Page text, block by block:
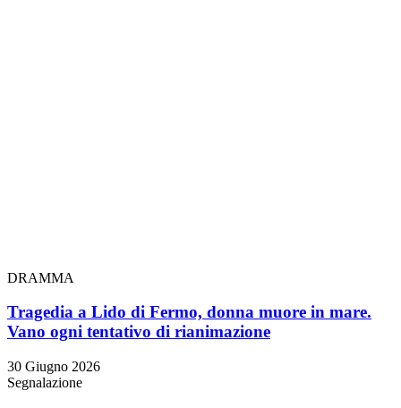
DRAMMA
Tragedia a Lido di Fermo, donna muore in mare.
Vano ogni tentativo di rianimazione
30 Giugno 2026
Segnalazione